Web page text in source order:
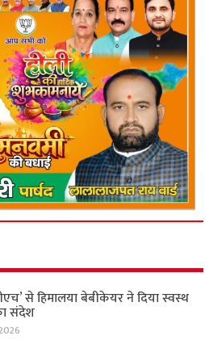
से हिमालया बेबीकेयर ने दिया स्वस्थ
संदेश